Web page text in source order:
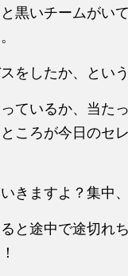
黒いチームがい
をしたか、とい
ているか、当た
ころが今日のセ
きますよ？集中
と途中で途切れ